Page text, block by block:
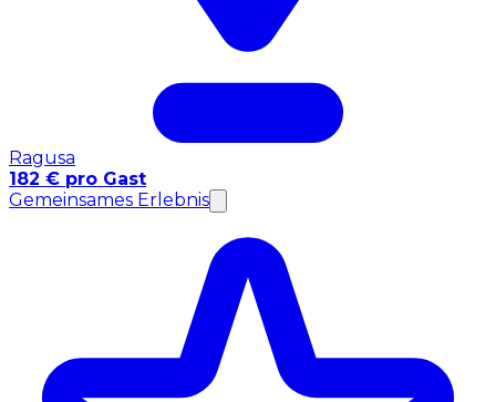
Ragusa
182 € pro Gast
Gemeinsames Erlebnis